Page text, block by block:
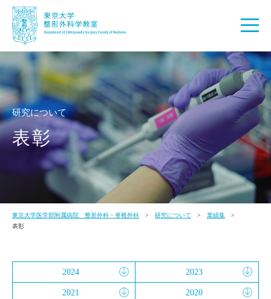
研究について
表彰
東京大学医学部附属病院 整形外科・脊椎外科 研究について
業績集
表彰
2024 2023
2021 2020